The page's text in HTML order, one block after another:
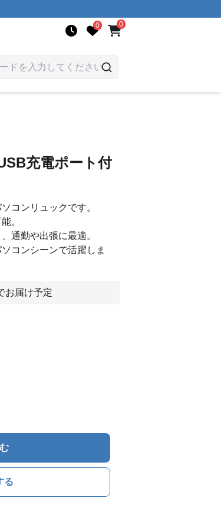
0 0
充電ポート付
コンリュックです。
。
通勤や出張に最適。
コンシーンで活躍しま
お届け予定
る